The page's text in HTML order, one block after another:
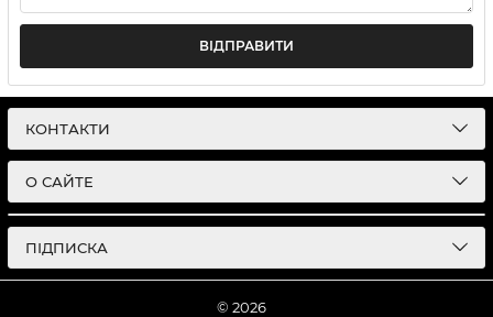
ВІДПРАВИТИ
КОНТАКТИ
О САЙТЕ
ПІДПИСКА
© 2026